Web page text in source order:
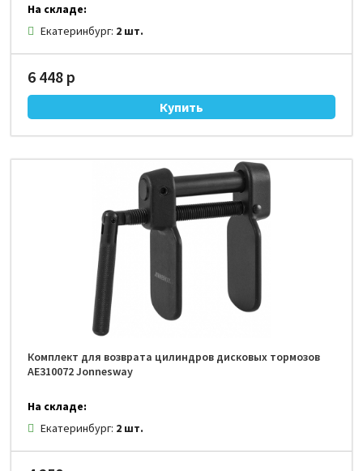
На складе:
Екатеринбург: 2 шт.
6 448 р
Комплект для возврата цилиндров дисковых тормозов
AE310072 Jonnesway
На складе:
Екатеринбург: 2 шт.